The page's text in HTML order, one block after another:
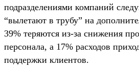
подразделениями компаний
“вылетают в трубу” на
39% теряются из-за снижения
персонала, а 17% расходов
поддержки клиентов.